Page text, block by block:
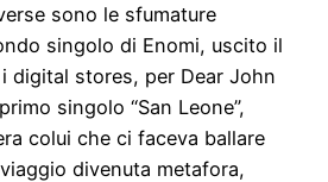
sono le sfumature
singolo di Enomi, uscito il
digital stores, per Dear John
singolo “San Leone”,
colui che ci faceva ballare
divenuta metafora,